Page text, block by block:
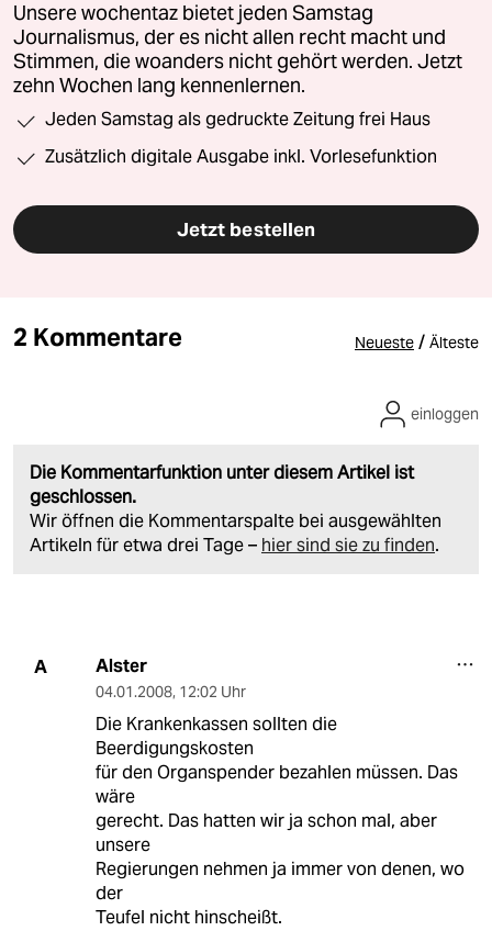
Unsere wochentaz bietet jeden Samstag
Journalismus, der es nicht allen recht macht und
Stimmen, die woanders nicht gehört werden. Jetzt
zehn Wochen lang kennenlernen.
Jeden Samstag als gedruckte Zeitung frei Haus
Zusätzlich digitale Ausgabe inkl. Vorlesefunktion
Jetzt bestellen
2 Kommentare Neueste / Älteste
Die Kommentarfunktion unter diesem Artikel ist
geschlossen.
Wir öffnen die Kommentarspalte bei ausgewählten
Artikeln für etwa drei Tage – hier sind sie zu finden.
einloggen
A Alster
04.01.2008, 12:02 Uhr
Die Krankenkassen sollten die
Beerdigungskosten
für den Organspender bezahlen müssen. Das
wäre
gerecht. Das hatten wir ja schon mal, aber
unsere
Regierungen nehmen ja immer von denen, wo
der
Teufel nicht hinscheißt.